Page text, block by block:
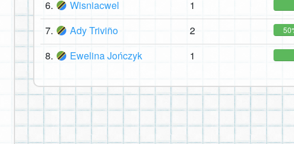
6. Wisniacwel 1
7. Ady Triviño 2
8. Ewelina Jończyk 1